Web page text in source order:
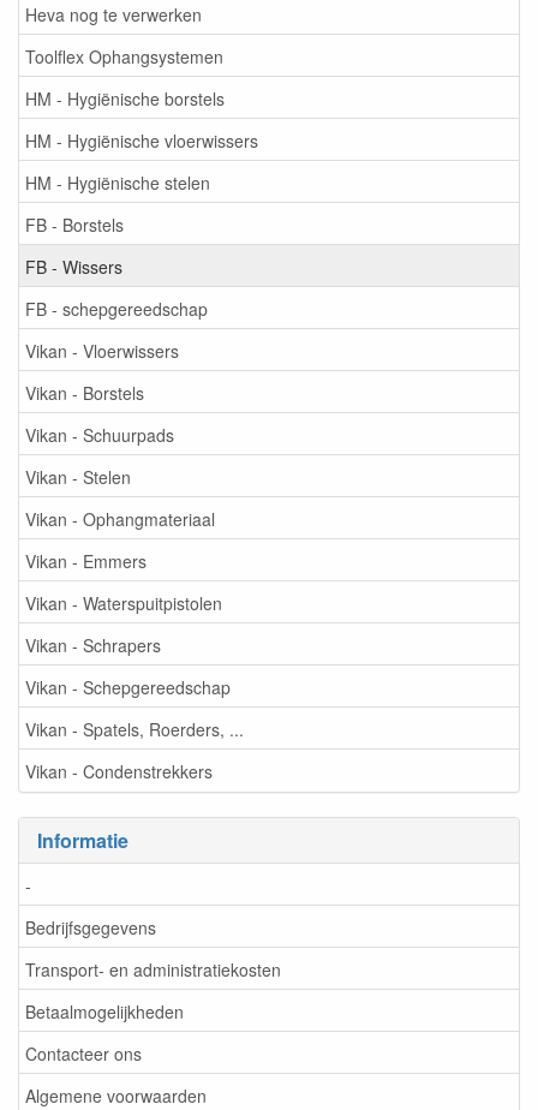
Heva nog te verwerken
Toolflex Ophangsystemen
HM - Hygiënische borstels
HM - Hygiënische vloerwissers
HM - Hygiënische stelen
FB - Borstels
FB - Wissers
FB - schepgereedschap
Vikan - Vloerwissers
Vikan - Borstels
Vikan - Schuurpads
Vikan - Stelen
Vikan - Ophangmateriaal
Vikan - Emmers
Vikan - Waterspuitpistolen
Vikan - Schrapers
Vikan - Schepgereedschap
Vikan - Spatels, Roerders, ...
Vikan - Condenstrekkers
Informatie
-
Bedrijfsgegevens
Transport- en administratiekosten
Betaalmogelijkheden
Contacteer ons
Algemene voorwaarden